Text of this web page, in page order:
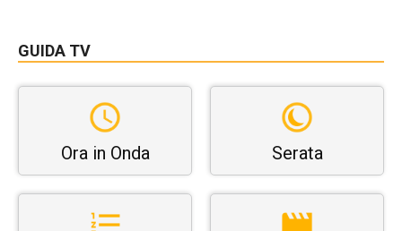
GUIDA TV
Ora in Onda Serata